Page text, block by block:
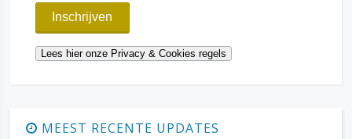
MEEST RECENTE UPDATES